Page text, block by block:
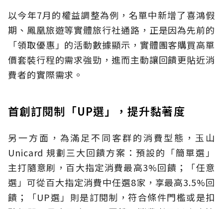
以今年7月的權益調整為例，名單中新增了喜鴻假
期、鳳凰旅遊等實體旅行社通路，正是因為先前的
「領取優惠」的活動數據顯示，實體團客購買高單
價套裝行程的需求強勁，進而主動讓回饋更貼近消
費者的實際需求。
首創訂閱制「UP選」，提升黏著度
另一方面，為滿足不同客群的消費型態，玉山
Unicard 規劃三大回饋方案：預設的「簡單選」
主打隨意刷，百大指定消費最高3%回饋；「任意
選」可從百大指定消費中任選8家，享最高3.5%回
饋；「UP選」則是訂閱制，符合條件門檻或是扣